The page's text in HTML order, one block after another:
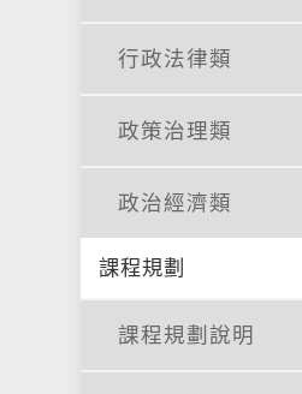
行政法律類
政策治理類
政治經濟類
課程規劃
課程規劃說明